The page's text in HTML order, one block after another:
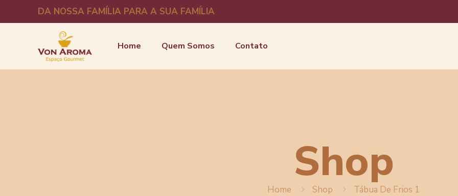
DA NOSSA FAMÍLIA PARA A SUA FAMÍLIA
Home Quem Somos Contato
Shop
Home Shop Tábua De Frios 1